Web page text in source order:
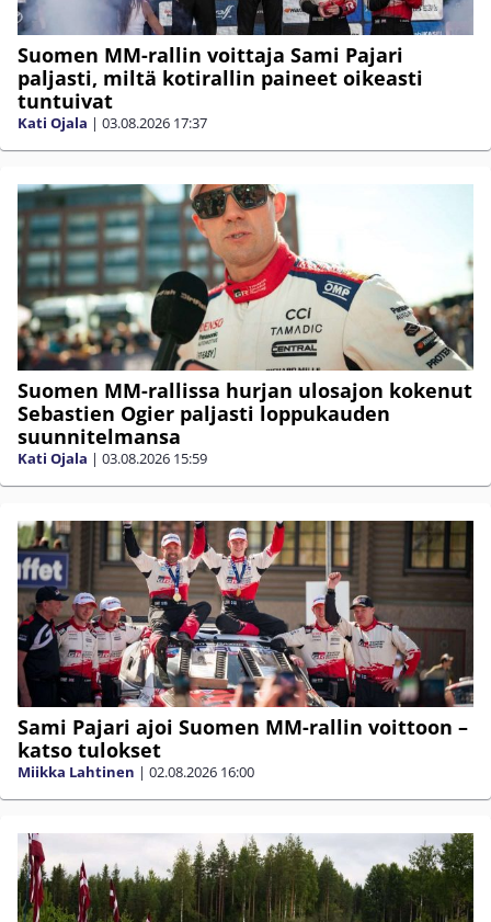
Suomen MM-rallin voittaja Sami Pajari
paljasti, miltä kotirallin paineet oikeasti
tuntuivat
Kati Ojala | 03.08.2026 17:37
Suomen MM-rallissa hurjan ulosajon kokenut
Sebastien Ogier paljasti loppukauden
suunnitelmansa
Kati Ojala | 03.08.2026 15:59
Sami Pajari ajoi Suomen MM-rallin voittoon –
katso tulokset
Miikka Lahtinen | 02.08.2026 16:00